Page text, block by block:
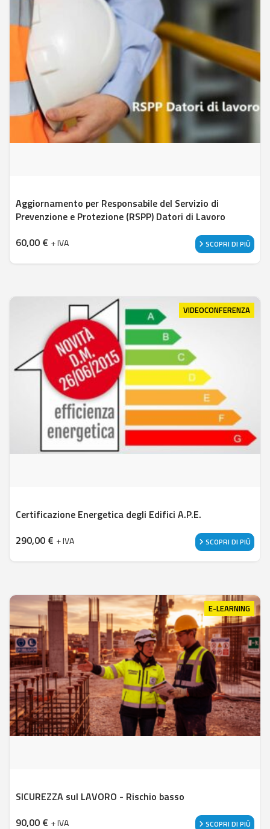
Aggiornamento per Responsabile del Servizio di
Prevenzione e Protezione (RSPP) Datori di Lavoro
60,00 € + IVA SCOPRI DI PIÙ
VIDEOCONFERENZA
Certificazione Energetica degli Edifici A.P.E.
290,00 € + IVA SCOPRI DI PIÙ
E-LEARNING
SICUREZZA sul LAVORO - Rischio basso
90,00 € + IVA SCOPRI DI PIÙ